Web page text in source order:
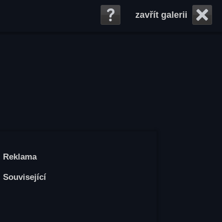
zavřít galerii
Reklama
Související